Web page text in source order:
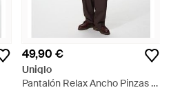
49,90 €
Uniqlo
Pantalón Relax Ancho Pinzas -